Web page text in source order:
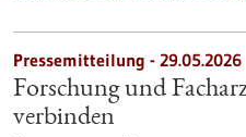
Pressemitteilung - 29.05.2026
Forschung und
verbinden